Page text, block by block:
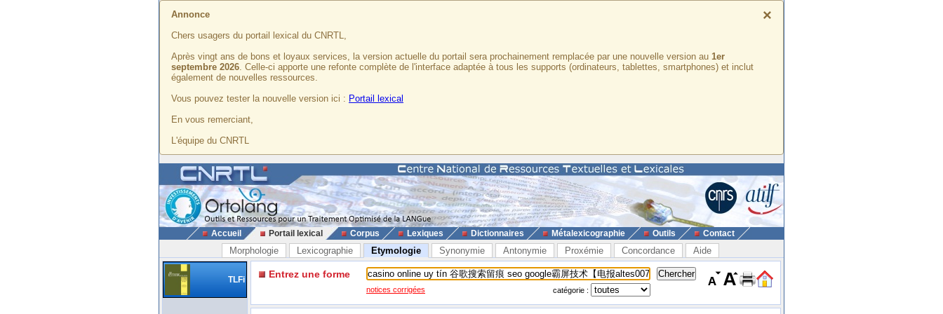
×
Annonce
Chers usagers du portail lexical du CNRTL,
Après vingt ans de bons et loyaux services, la version actuelle du portail sera prochainement remplacée par une nouvelle version au 1er
septembre 2026. Celle-ci apporte une refonte complète de l'interface adaptée à tous les supports (ordinateurs, tablettes, smartphones) et inclut
également de nouvelles ressources.
Vous pouvez tester la nouvelle version ici : Portail lexical
En vous remerciant,
L'équipe du CNRTL
Accueil Portail lexical Corpus Lexiques Dictionnaires Métalexicographie Outils Contact
Morphologie Lexicographie Etymologie Synonymie Antonymie Proxémie Concordance Aide
TLFi Entrez une forme
notices corrigées catégorie :